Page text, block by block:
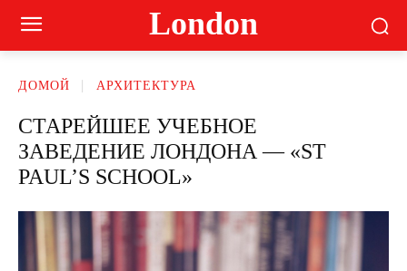
London
ДОМОЙ АРХИТЕКТУРА
СТАРЕЙШЕЕ УЧЕБНОЕ
ЗАВЕДЕНИЕ ЛОНДОНА — «ST
PAUL’S SCHOOL»